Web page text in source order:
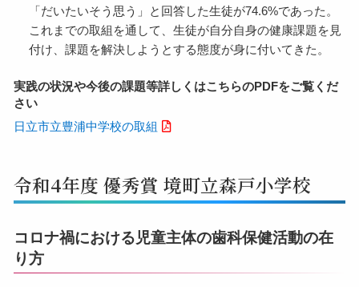
「だいたいそう思う」と回答した生徒が74.6%であった。
これまでの取組を通して、生徒が自分自身の健康課題を見
付け、課題を解決しようとする態度が身に付いてきた。
実践の状況や今後の課題等詳しくはこちらのPDFをご覧くだ
さい
日立市立豊浦中学校の取組
令和4年度 優秀賞 境町立森戸小学校
コロナ禍における児童主体の歯科保健活動の在
り方